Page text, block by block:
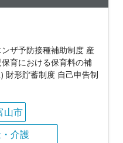
ザ予防接種補助制度 産
育における保育料の補
財形貯蓄制度 自己申告制
山市
介護